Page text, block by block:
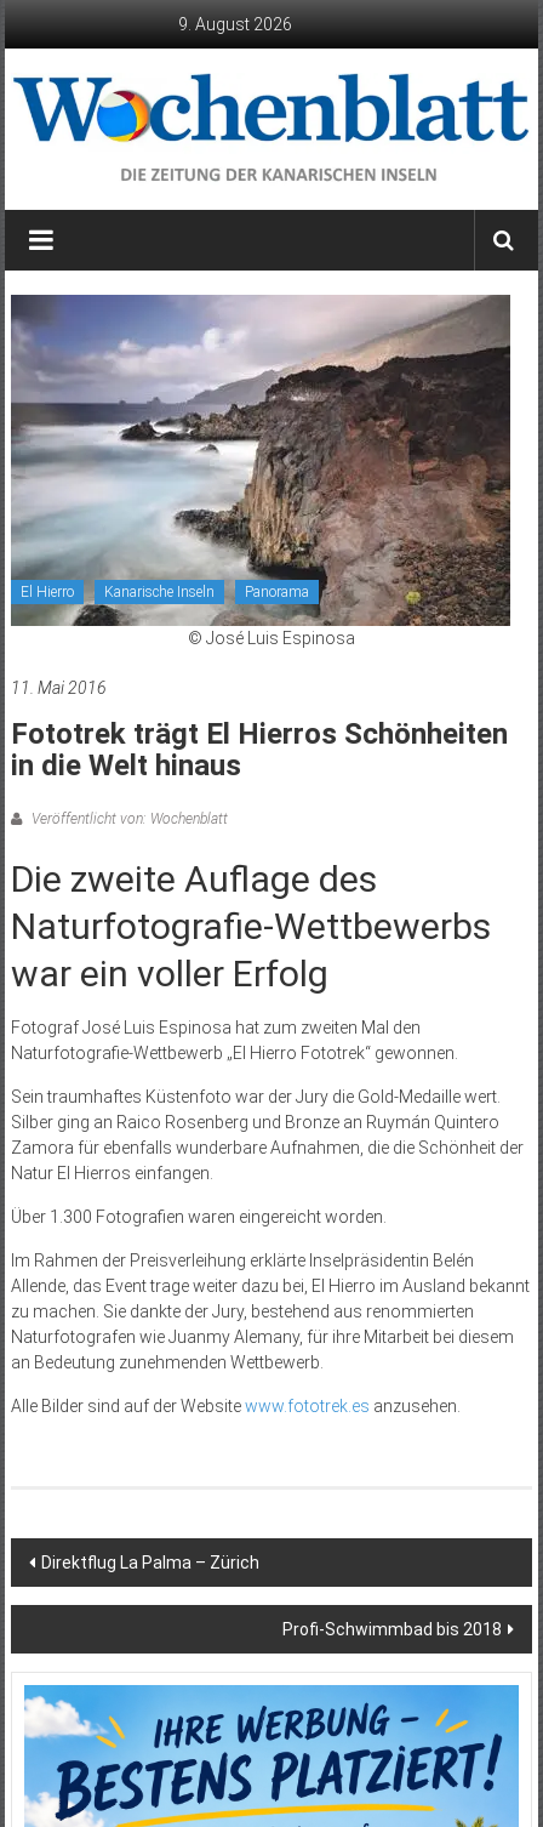
9. August 2026
Wochenblatt
die
Kanarischen
Inseln
El Hierro Kanarische Inseln Panorama
© José Luis Espinosa
11. Mai 2016
Fototrek trägt El Hierros Schönheiten
in die Welt hinaus
Veröffentlicht von: Wochenblatt
Die zweite Auflage des
Naturfotografie-Wettbewerbs
war ein voller Erfolg
Fotograf José Luis Espinosa hat zum zweiten Mal den
Naturfotografie-Wettbewerb „El Hierro Fototrek“ gewonnen.
Sein traumhaftes Küstenfoto war der Jury die Gold-Medaille wert.
Silber ging an Raico Rosenberg und Bronze an Ruymán Quintero
Zamora für ebenfalls wunderbare Aufnahmen, die die Schönheit der
Natur El Hierros einfangen.
Über 1.300 Fotografien waren eingereicht worden.
Im Rahmen der Preisverleihung erklärte Inselpräsidentin Belén
Allende, das Event trage weiter dazu bei, El Hierro im Ausland bekannt
zu machen. Sie dankte der Jury, bestehend aus renommierten
Naturfotografen wie Juanmy Alemany, für ihre Mitarbeit bei diesem
an Bedeutung zunehmenden Wettbewerb.
Alle Bilder sind auf der Websitewww.fototrek.es anzusehen.
Beitragsnavigation
Direktflug La Palma – Zürich
Profi-Schwimmbad bis 2018